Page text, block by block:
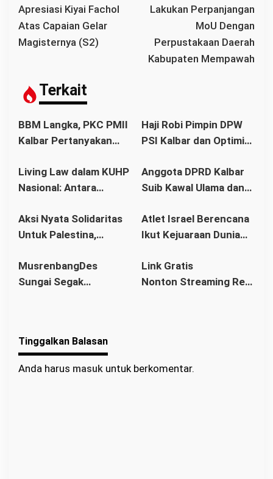
v
i
g
p
o
s
Apresiasi Kiyai Fachol
Atas Capaian Gelar
Magisternya (S2)
Lakukan Perpanjangan
MoU Dengan
Perpustakaan Daerah
Kabupaten Mempawah
Terkait
BBM Langka, PKC PMII
Kalbar Pertanyakan
Terkait Stok BBM
Aman
Haji Robi Pimpin DPW
PSI Kalbar dan Optimis
Living Law dalam KUHP
Nasional: Antara
Legalitas
Anggota DPRD Kalbar
Suib Kawal Ulama dan
Aksi Nyata Solidaritas
Untuk Palestina,
Pontianak Ikuti Senam
Sehat dan
Atlet Israel Berencana
Ikut Kejuaraan Dunia
Kata Menlu
MusrenbangDes
Sungai Segak
dalam Kebaikan
Link Gratis
Nonton Streaming Real
Tinggalkan Balasan
Anda harus masuk untuk berkomentar.